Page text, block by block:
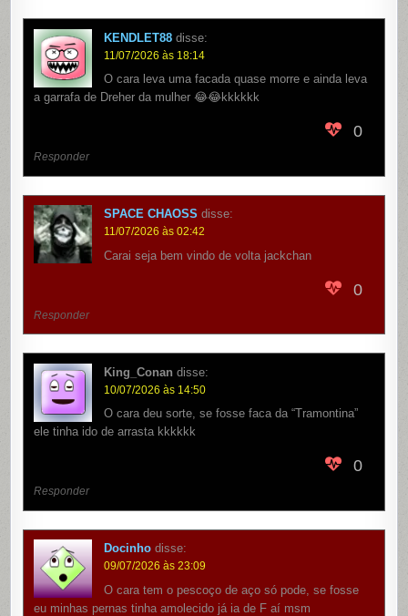
KENDLET88 disse:
11/07/2026 às 18:14
O cara leva uma facada quase morre e ainda leva
a garrafa de Dreher da mulher 😂😂kkkkkk
0
Responder
SPACE CHAOSS disse:
11/07/2026 às 02:42
Carai seja bem vindo de volta jackchan
0
Responder
King_Conan disse:
10/07/2026 às 14:50
O cara deu sorte, se fosse faca da “Tramontina”
ele tinha ido de arrasta kkkkkk
0
Responder
Docinho disse:
09/07/2026 às 23:09
O cara tem o pescoço de aço só pode, se fosse
eu minhas pernas tinha amolecido já ia de F aí msm